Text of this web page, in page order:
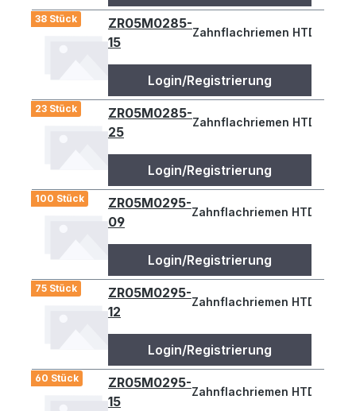
38 Stück
ZR05M0285-
15
Zahnflachriemen HTD 285-
Login/Registrierung
23 Stück
ZR05M0285-
25
Zahnflachriemen HTD 285-
Login/Registrierung
100 Stück
ZR05M0295-
09
Zahnflachriemen HTD 295-
Login/Registrierung
75 Stück
ZR05M0295-
12
Zahnflachriemen HTD 295-
Login/Registrierung
60 Stück
ZR05M0295-
15
Zahnflachriemen HTD 295-